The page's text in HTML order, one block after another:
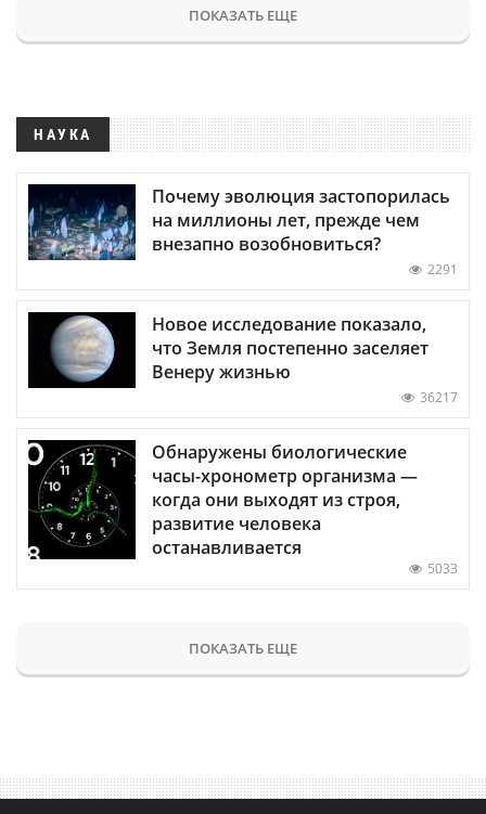
ПОКАЗАТЬ ЕЩЕ
НАУКА
Почему эволюция застопорилась
на миллионы лет, прежде чем
внезапно возобновиться?
2291
Новое исследование показало,
что Земля постепенно заселяет
Венеру жизнью
36217
Обнаружены биологические
часы-хронометр организма —
когда они выходят из строя,
развитие человека
останавливается
5033
ПОКАЗАТЬ ЕЩЕ